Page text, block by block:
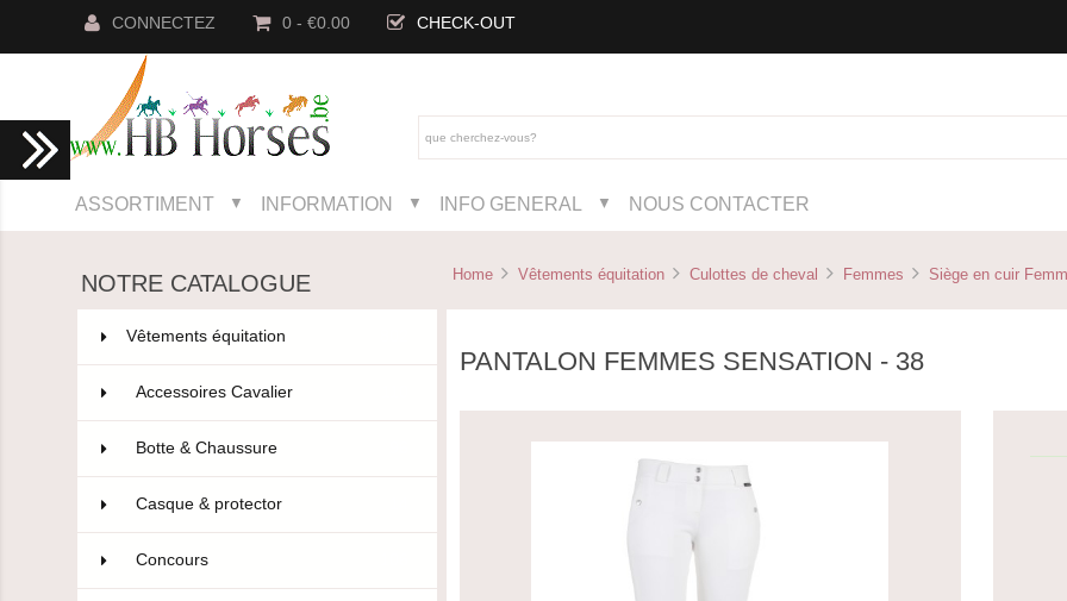
CONNECTEZ 0 - €0.00 CHECK-OUT
ASSORTIMENT ▼ INFORMATION ▼ INFO GENERAL ▼ NOUS CONTACTER
NOTRE CATALOGUE
Vêtements équitation
Accessoires Cavalier
Botte & Chaussure
Casque & protector
Concours
Home Vêtements équitation Culottes de cheval Femmes Siège en cuir
PANTALON FEMMES SENSATION - 38